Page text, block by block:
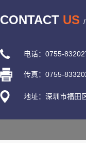
CONTACT US
电话：0755-
传真：0755-
地址：深圳市福田